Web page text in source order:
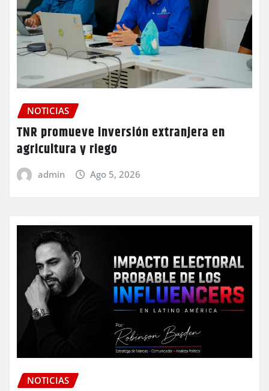
NOTICIAS
TNR promueve inversión extranjera en
agricultura y riego
admin Ago 5, 2026
NOTICIAS